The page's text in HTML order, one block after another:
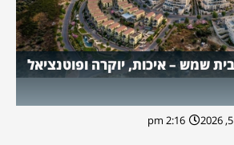
שמש – איכות, יוקרה ופוטנציאל
2:16 pm